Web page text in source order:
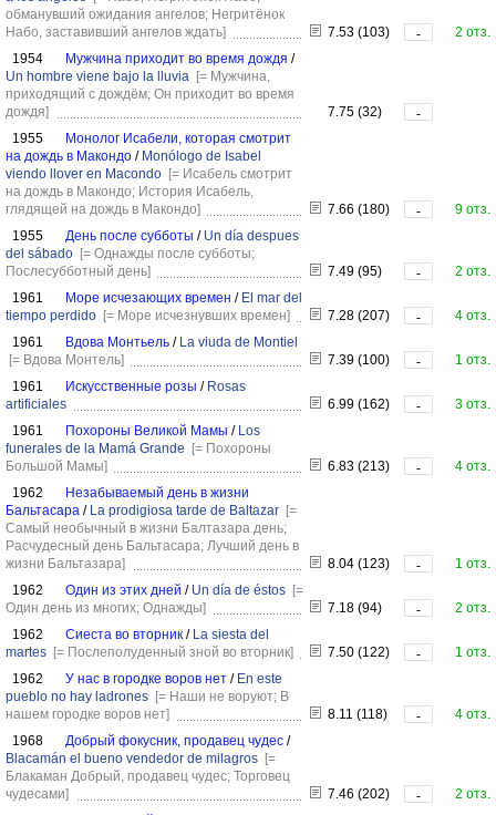
обманувший ожидания ангелов; Негритёнок
Набо, заставивший ангелов ждать]
7.53 (103) -
2 отз.
1954
Мужчина приходит во время дождя /
Un hombre viene bajo la lluvia [= Мужчина,
приходящий с дождём; Он приходит во время
дождя]
7.75 (32)
-
1955
Монолог Исабели, которая смотрит
на дождь в Макондо / Monólogo de Isabel
viendo llover en Macondo [= Исабель смотрит
на дождь в Макондо; История Исабель,
глядящей на дождь в Макондо]
7.66 (180) -
9 отз.
1955
День после субботы / Un día despues
del sábado [= Однажды после субботы;
Послесубботный день]
7.49 (95) -
2 отз.
1961
Море исчезающих времен / El mar del
tiempo perdido [= Море исчезнувших времен] 7.28 (207) -
4 отз.
1961
Вдова Монтьель / La viuda de Montiel
[= Вдова Монтель]
7.39 (100) -
1 отз.
1961
Искусственные розы / Rosas
artificiales
6.99 (162) -
3 отз.
1961
Похороны Великой Мамы / Los
funerales de la Mamá Grande
[= Похороны
Большой Мамы]
6.83 (213) -
4 отз.
1962
Незабываемый день в жизни
Бальтасара / La prodigiosa tarde de Baltazar [=
Самый необычный в жизни Балтазара день;
Расчудесный день Бальтасара; Лучший день в
жизни Бальтазара]
8.04 (123) -
1 отз.
1962
Один из этих дней / Un día de éstos [=
Один день из многих; Однажды]
7.18 (94) -
2 отз.
1962
Сиеста во вторник / La siesta del
martes [= Послеполуденный зной во вторник] 7.50 (122) -
1 отз.
1962
У нас в городке воров нет / En este
pueblo no hay ladrones [= Наши не воруют; В
нашем городке воров нет]
8.11 (118) -
4 отз.
1968
Добрый фокусник, продавец чудес /
Blacamán el bueno vendedor de milagros [=
Блакаман Добрый, продавец чудес; Торговец
чудесами]
7.46 (202) -
2 отз.